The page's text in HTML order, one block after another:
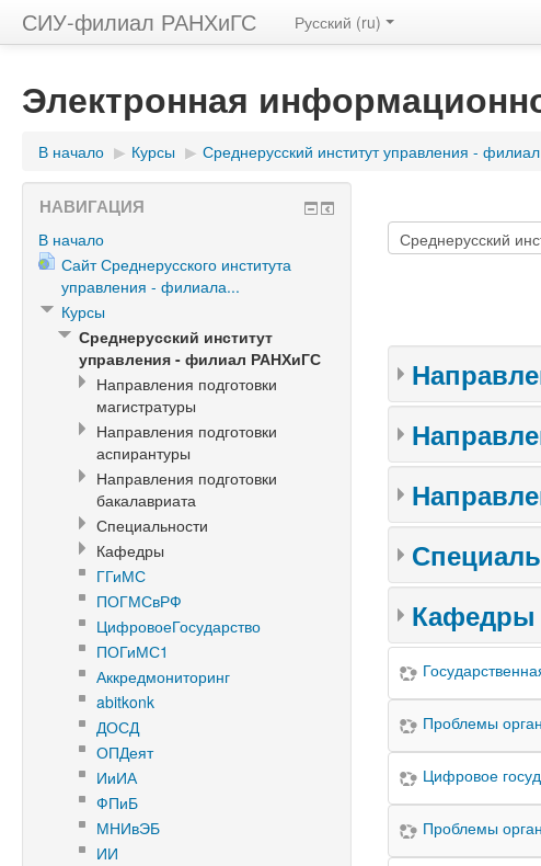
СИУ-филиал РАНХиГС Русский (ru)
Электронная
В начало ▶ Курсы ▶ Среднерусский институт управления -
Кафедры
Проблемы
Цифровое
Проблемы
НАВИГАЦИЯ
В начало
Сайт Среднерусского института
управления - филиала...
Курсы
Среднерусский институт
управления - филиал РАНХиГС
Направления подготовки
магистратуры
Направления подготовки
аспирантуры
Направления подготовки
бакалавриата
Специальности
Кафедры
ГГиМС
ПОГМСвРФ
ЦифровоеГосударство
ПОГиМС1
Аккредмониторинг
abitkonk
ДОСД
ОПДеят
ИиИА
ФПиБ
МНИвЭБ
ИИ